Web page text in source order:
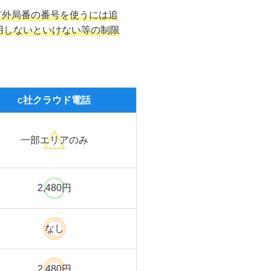
局番の番号を使うには追
ないといけない等の制限
C社クラウド電話
一部エリアのみ
2,480円
なし